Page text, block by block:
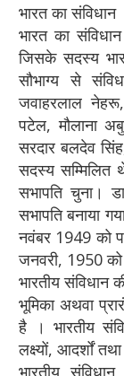
भारत का संविधान
भारत का संविधान
जिसके सदस्य
सौभाग्य से
जवाहरलाल
पटेल, मौलाना
सरदार बलदेव
सदस्य सम्मिलित
सभापति चुना।
सभापति बनाया
नवंबर 1949 को
जनवरी, 1950 को
भारतीय संविधान
भूमिका अथवा
है । भारतीय
लक्ष्यों, आदर्शों
भारतीय